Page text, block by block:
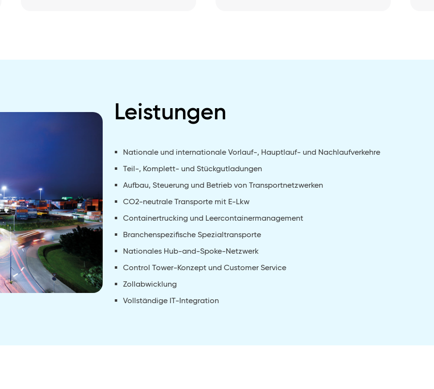
Leistungen
Nationale und internationale Vorlauf-, Hauptlauf- und Nachlaufverkehre
Teil-, Komplett- und Stückgutladungen
Aufbau, Steuerung und Betrieb von Transportnetzwerken
CO2-neutrale Transporte mit E-Lkw
Containertrucking und Leercontainermanagement
Branchenspezifische Spezialtransporte
Nationales Hub-and-Spoke-Netzwerk
Control Tower-Konzept und Customer Service
Zollabwicklung
Vollständige IT-Integration